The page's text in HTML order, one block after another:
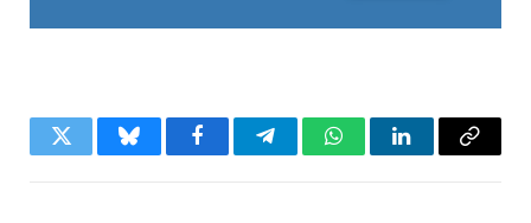
Twitter BlueskyFacebookTelegramWhatsAppLinkedInCopy